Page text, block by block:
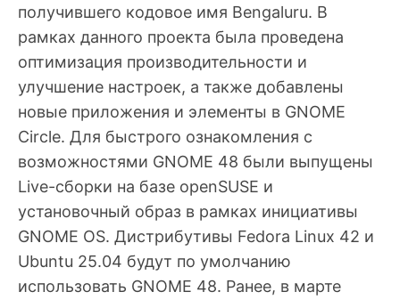
получившего кодовое имя Bengaluru. В
рамках данного проекта была проведена
оптимизация производительности и
улучшение настроек, а также добавлены
новые приложения и элементы в GNOME
Circle. Для быстрого ознакомления с
возможностями GNOME 48 были выпущены
Live-сборки на базе openSUSE и
установочный образ в рамках инициативы
GNOME OS. Дистрибутивы Fedora Linux 42 и
Ubuntu 25.04 будут по умолчанию
использовать GNOME 48. Ранее, в марте